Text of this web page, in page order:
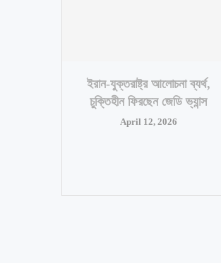
ইরান-যুক্তরাষ্ট্র আলোচনা ব্যর্থ,
চুক্তিহীন ফিরছেন জেডি ভ্যান্স
April 12, 2026